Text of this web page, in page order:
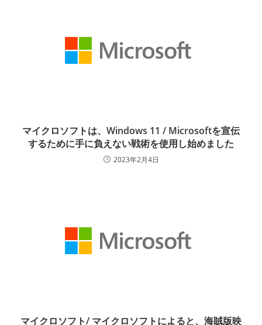
マイクロソフトは、Windows 11 / Microsoftを宣伝
するために手に負えない戦術を使用し始めました
2023年2月4日
マイクロソフト/ マイクロソフトによると、海賊版映